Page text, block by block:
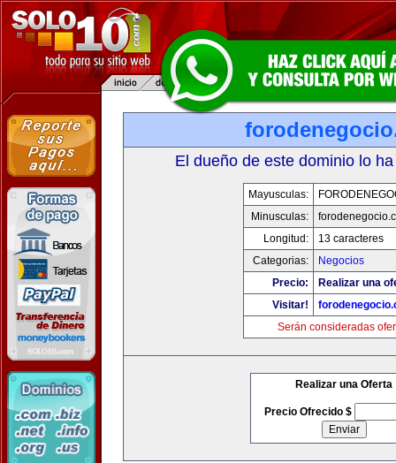
El dueño de este dominio lo
Mayusculas:
Minusculas:
Longitud:
13 caracteres
Categorias:
Negocios
Precio:
Realizar una
Visitar!
Serán consideradas
Realizar una Oferta
Precio Ofrecido $